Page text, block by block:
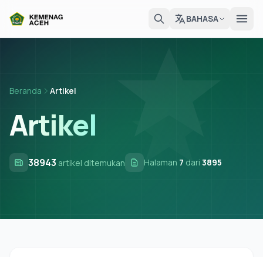
BAHASA
Beranda Artikel
Artikel
38943 artikel ditemukan Halaman 7 dari 3895